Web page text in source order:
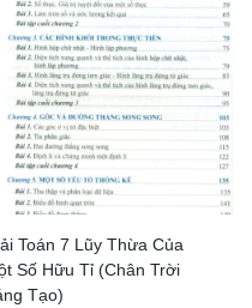
Toán 7 Lũy Thừa Của
Số Hữu Tỉ (Chân Trời
Tạo)